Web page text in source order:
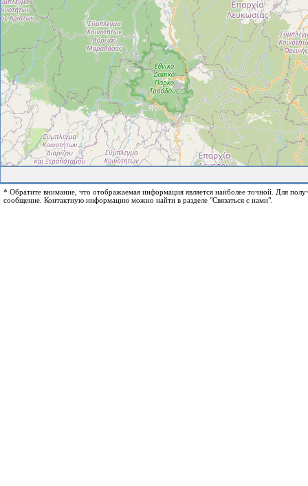
* Обратите внимание, что отображаемая информация является наиболее точной. Для
сообщение. Контактную информацию можно найти в разделе "Связаться с нами".